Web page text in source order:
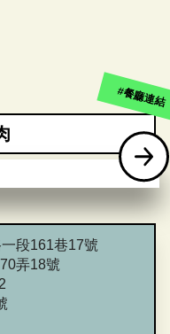
段161巷17號
弄18號
#餐廳連結